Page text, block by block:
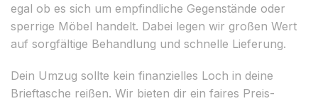
egal ob es sich um empfindliche Gegenstände oder
sperrige Möbel handelt. Dabei legen wir großen Wert
auf sorgfältige Behandlung und schnelle Lieferung.
Dein Umzug sollte kein finanzielles Loch in deine
Brieftasche reißen. Wir bieten dir ein faires Preis-